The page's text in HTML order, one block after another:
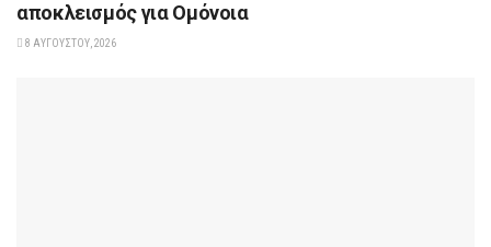
αποκλεισμός για Ομόνοια
8 ΑΥΓΟΎΣΤΟΥ, 2026